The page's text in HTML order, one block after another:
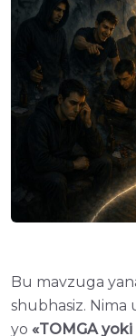
Bu mavzugа
shubhasiz.
yo «TOMGA yoki